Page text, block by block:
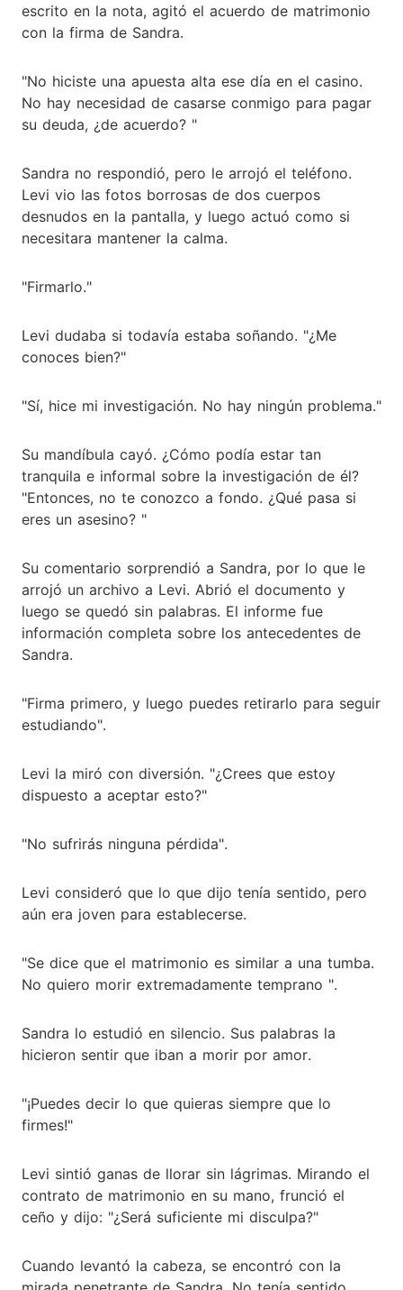
escrito en la nota, agitó el acuerdo de matrimonio
con la firma de Sandra.
"No hiciste una apuesta alta ese día en el casino.
No hay necesidad de casarse conmigo para pagar
su deuda, ¿de acuerdo? "
Sandra no respondió, pero le arrojó el teléfono.
Levi vio las fotos borrosas de dos cuerpos
desnudos en la pantalla, y luego actuó como si
necesitara mantener la calma.
"Firmarlo."
Levi dudaba si todavía estaba soñando. "¿Me
conoces bien?"
"Sí, hice mi investigación. No hay ningún problema."
Su mandíbula cayó. ¿Cómo podía estar tan
tranquila e informal sobre la investigación de él?
"Entonces, no te conozco a fondo. ¿Qué pasa si
eres un asesino? "
Su comentario sorprendió a Sandra, por lo que le
arrojó un archivo a Levi. Abrió el documento y
luego se quedó sin palabras. El informe fue
información completa sobre los antecedentes de
Sandra.
"Firma primero, y luego puedes retirarlo para seguir
estudiando".
Levi la miró con diversión. "¿Crees que estoy
dispuesto a aceptar esto?"
"No sufrirás ninguna pérdida".
Levi consideró que lo que dijo tenía sentido, pero
aún era joven para establecerse.
"Se dice que el matrimonio es similar a una tumba.
No quiero morir extremadamente temprano ".
Sandra lo estudió en silencio. Sus palabras la
hicieron sentir que iban a morir por amor.
"¡Puedes decir lo que quieras siempre que lo
firmes!"
Levi sintió ganas de llorar sin lágrimas. Mirando el
contrato de matrimonio en su mano, frunció el
ceño y dijo: "¿Será suficiente mi disculpa?"
Cuando levantó la cabeza, se encontró con la